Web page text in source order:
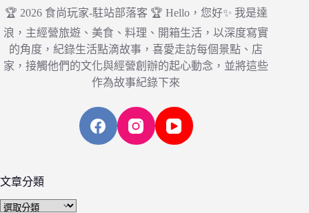
🏆 2026 食尚玩家-駐站部落客 🏆 Hello，您好✨ 我是達
浪，主經營旅遊、美食、料理、開箱生活，以深度寫實
的角度，紀錄生活點滴故事，喜愛走訪每個景點、店
家，接觸他們的文化與經營創辦的起心動念，並將這些
作為故事紀錄下來
文章分類
文